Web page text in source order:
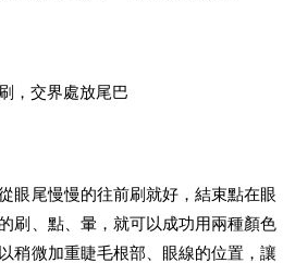
，交界處放尾巴
眼尾慢慢的往前刷就好，結束點在眼
刷、點、暈，就可以成功用兩種顏色
稍微加重睫毛根部、眼線的位置，讓